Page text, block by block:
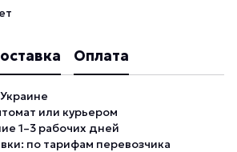
Оплата
или курьером
1–3 рабочих дней
по тарифам перевозчика